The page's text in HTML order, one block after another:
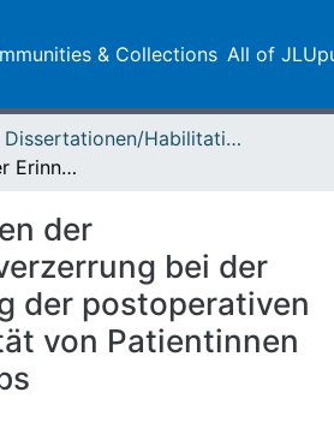
& Collections All of
Dissertationen/Habilitationen
Determinanten der Erinnerungsverzerrung bei der Einschätzung der postoperativen Lebensqualität von Patientinnen mit Brustkrebs
der
bei der
der postoperativen
von Patientinnen